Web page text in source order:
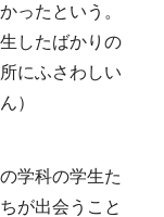
ったという。
したばかりの
にふさわしい
）
学科の学生た
が出会うこと